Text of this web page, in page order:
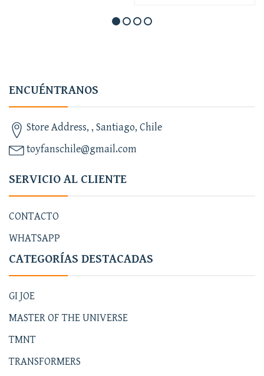
ENCUÉNTRANOS
Store Address, , Santiago, Chile
toyfanschile@gmail.com
SERVICIO AL CLIENTE
CONTACTO
WHATSAPP
CATEGORÍAS DESTACADAS
GI JOE
MASTER OF THE UNIVERSE
TMNT
TRANSFORMERS